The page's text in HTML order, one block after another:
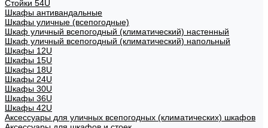
Стойки 54U
Шкафы антивандальные
Шкафы уличные (всепогодные)
Шкаф уличный всепогодный (климатический) настенный
Шкаф уличный всепогодный (климатический) напольный
Шкафы 12U
Шкафы 15U
Шкафы 18U
Шкафы 24U
Шкафы 30U
Шкафы 36U
Шкафы 42U
Аксессуары для уличных всепогодных (климатических) шкафов